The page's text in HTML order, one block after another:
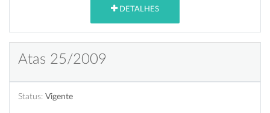
DETALHES
Atas 25/2009
Status: Vigente